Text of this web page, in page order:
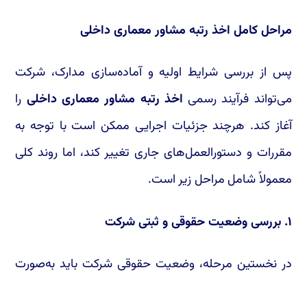
مراحل کامل اخذ رتبه مشاور معماری داخلی
پس از بررسی شرایط اولیه و آماده‌سازی مدارک، شرکت
می‌تواند فرآیند رسمی اخذ رتبه مشاور معماری داخلی را
آغاز کند. هرچند جزئیات اجرایی ممکن است با توجه به
مقررات و دستورالعمل‌های جاری تغییر کند، اما روند کلی
معمولاً شامل مراحل زیر است.
۱. بررسی وضعیت حقوقی و ثبتی شرکت
در نخستین مرحله، وضعیت حقوقی شرکت باید به‌صورت